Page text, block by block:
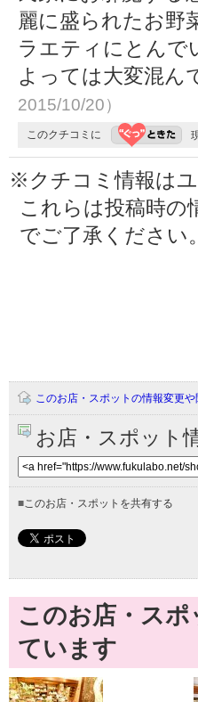
麗に盛られたお野
ラエティにとんで
よっては大変混
2015/10/20）
このクチコミに
※クチコミ情報は
これらは投稿時の
でご了承ください。
このお店・スポットの情報変更
お店・スポット
■このお店・スポットを共有する
このお店・ス
ています